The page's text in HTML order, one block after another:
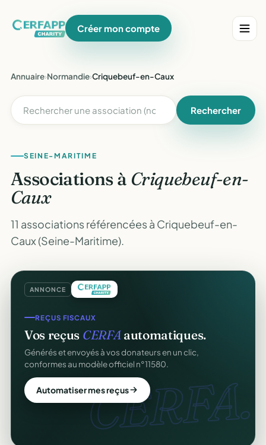
Créer mon compte
Annuaire›Normandie›Criquebeuf-en-Caux
Rechercher
SEINE-MARITIME
Associations à Criquebeuf-en-
Caux
11 associations référencées à Criquebeuf-en-
Caux (Seine-Maritime).
ANNONCE
CERFA.
REÇUS FISCAUX
Vos reçus CERFAautomatiques.
Générés et envoyés à vos donateurs en un clic,
conformes au modèle officiel n°11580.
Automatiser mes reçus
COLLECTE DE DONS
Collectez des donsen ligne.
Campagnes, paiement sécurisé, reçu fiscal instantané
pour chaque donateur. 100 % gratuit.
Lancer ma collecte